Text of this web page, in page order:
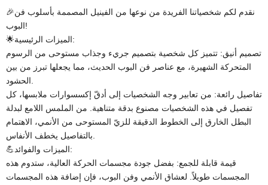
🎉نقدم لكم شخصياتنا الفريدة من نوعها من الفينيل المصممة بأسلوب فن
البوب!
🌟الميزات الرئيسية:
تصميم أنيق: تتميز كل شخصية بتصميم جريء وجذاب مستوحى من الرسوم
المتحركة الشهيرة، مع عناصر فن البوب ​​الحديث، مما يجعلها تبرز من بين
تفاصيل رائعة: من تعابير وجه الشخصيات إلى أدقّ إكسسوارات ملابسها، كل
تفصيل في هذه الشخصيات مصنوع بدقة متناهية. من الملمس اللامع لبدلة
البطل الخارق إلى الخطوط الدقيقة للزيّ المستوحى من الأنمي، الاهتمام
💪الميزات والفوائد:
قيمة قابلة للجمع: بفضل جودة مجسمات الحركة العالية، ستدوم هذه
المجسمات طويلاً. لعشاق الأنمي وفن البوب، فإن إضافة هذه المجسمات